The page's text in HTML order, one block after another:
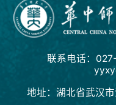
联系电话：
地址：湖北省武汉